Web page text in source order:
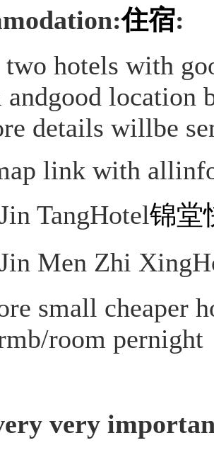
住宿:
two hotels with
andgood location
details willbe
link with
TangHotel锦堂
Men Zhi
small cheaper
room pernight
very